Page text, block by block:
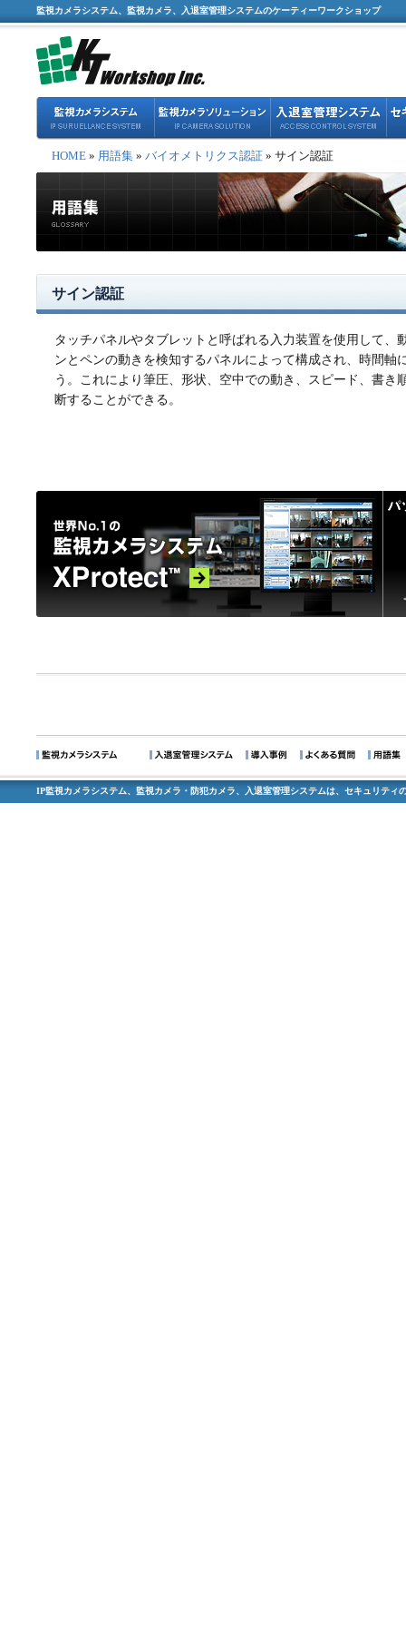
監視カメラシステム、監視カメラ、入退室管理システムのケーティーワークショップ
HOME » 用語集 » バイオメトリクス認証 » サイン認証
サイン認証
タッチパネルやタブレットと呼ばれる入力装置を使用して、
ンとペンの動きを検知するパネルによって構成され、時間軸
う。これにより筆圧、形状、空中での動き、スピード、書き
断することができる。
IP監視カメラシステム、監視カメラ・防犯カメラ、入退室管理システムは、セキュリティ